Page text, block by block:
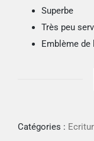
Superbe
Très peu
Emblème de
Catégories :